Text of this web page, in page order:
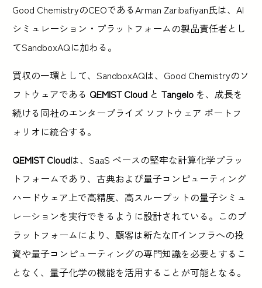
Good ChemistryのCEOであるArman Zaribafiyan氏は、AI
シミュレーション・プラットフォームの製品責任者とし
てSandboxAQに加わる。
買収の一環として、SandboxAQは、Good Chemistryのソ
フトウェアである QEMIST Cloud とTangelo を、成長を
続ける同社のエンタープライズ ソフトウェア ポートフ
ォリオに統合する。
‍QEMIST Cloudは、SaaS ベースの堅牢な計算化学プラッ
トフォームであり、古典および量子コンピューティング
ハードウェア上で高精度、高スループットの量子シミュ
レーションを実行できるように設計されている。このプ
ラットフォームにより、顧客は新たなITインフラへの投
資や量子コンピューティングの専門知識を必要とするこ
となく、量子化学の機能を活用することが可能となる。